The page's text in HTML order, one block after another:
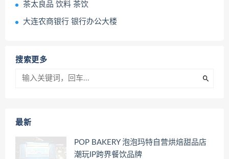
茶太良品 饮料 茶饮
大连农商银行 银行办公大楼
搜索更多
最新
POP BAKERY 泡泡玛特自营烘焙甜品店
潮玩IP跨界餐饮品牌